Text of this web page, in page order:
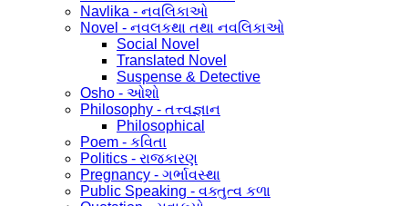
Navlika - નવલિકાઓ
Novel - નવલકથા તથા નવલિકાઓ
Social Novel
Translated Novel
Suspense & Detective
Osho - ઓશો
Philosophy - તત્ત્વજ્ઞાન
Philosophical
Poem - કવિતા
Politics - રાજકારણ
Pregnancy - ગર્ભાવસ્થા
Public Speaking - વક્તુત્વ કળા